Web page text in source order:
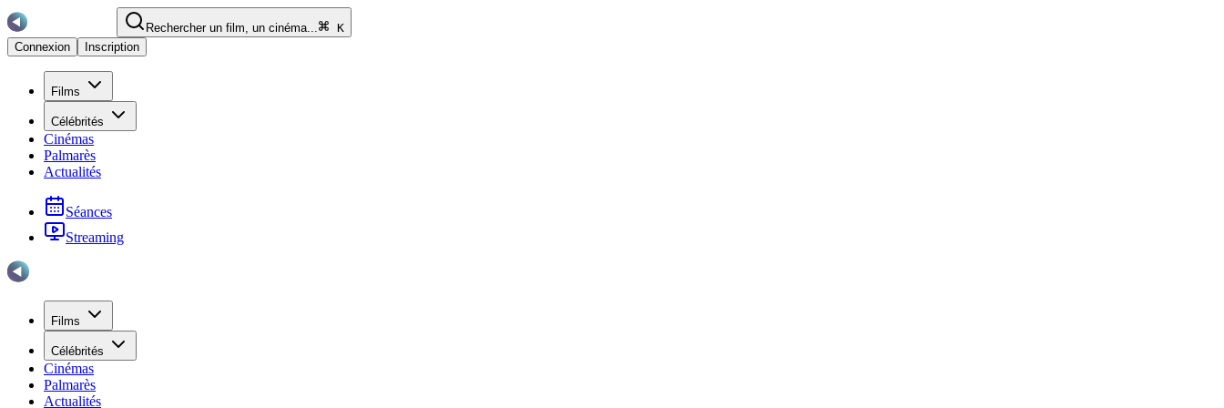
Rechercher un film, un cinéma...
K
Connexion
Inscription
Films
Célébrités
Cinémas
Palmarès
Actualités
Séances
Streaming
Films
Célébrités
Cinémas
Palmarès
Actualités